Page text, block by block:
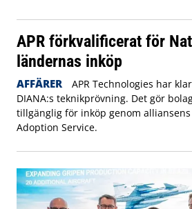
APR förkvalificerat för
ländernas inköp
AFFÄRER
APR Technologies har
DIANA:s teknikprövning. Det gör
tillgänglig för inköp genom
Adoption Service.